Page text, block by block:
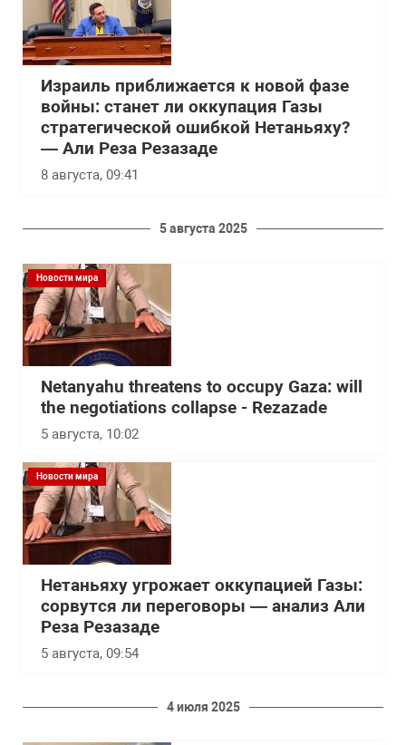
Израиль приближается к новой фазе
войны: станет ли оккупация Газы
стратегической ошибкой Нетаньяху?
— Али Реза Резазаде
8 августа, 09:41
5 августа 2025
Новости мира
Netanyahu threatens to occupy Gaza: will
the negotiations collapse - Rezazade
5 августа, 10:02
Новости мира
Нетаньяху угрожает оккупацией Газы:
сорвутся ли переговоры — анализ Али
Реза Резазаде
5 августа, 09:54
4 июля 2025